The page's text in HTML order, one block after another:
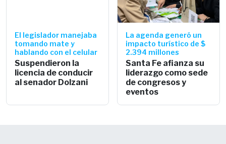
El legislador manejaba
tomando mate y
hablando con el celular
Suspendieron la
licencia de conducir
al senador Dolzani
La agenda generó un
impacto turístico de $
2.394 millones
Santa Fe afianza su
liderazgo como sede
de congresos y
eventos